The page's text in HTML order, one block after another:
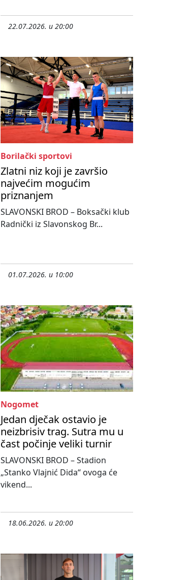
22.07.2026. u 20:00
Borilački sportovi
Zlatni niz koji je završio
najvećim mogućim
priznanjem
SLAVONSKI BROD – Boksački klub
Radnički iz Slavonskog Br...
01.07.2026. u 10:00
Nogomet
Jedan dječak ostavio je
neizbrisiv trag. Sutra mu u
čast počinje veliki turnir
SLAVONSKI BROD – Stadion
„Stanko Vlajnić Dida“ ovoga će
vikend...
18.06.2026. u 20:00